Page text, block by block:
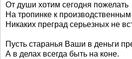
От души хотим сегодня пожелать
На тропинке к
Никаких преград серьезных не
Пусть старанья Ваши в деньги
А в делах всегда быть на коне.